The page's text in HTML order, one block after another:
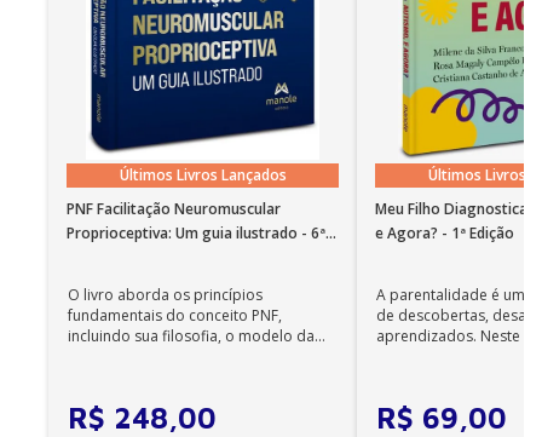
Últimos Livros Lançados
PNF Facilitação Neuromuscular
Proprioceptiva: Um guia ilustrado - 6ª
O livro aborda os princípios
fundamentais do conceito PNF,
incluindo sua filosofia, o modelo da
R$ 248,00
Últimos Livros
Meu Filho
e Agora? - 1ª Edição
A parentalidade é uma
de descobertas,
aprendizados. Neste
R$ 69,00